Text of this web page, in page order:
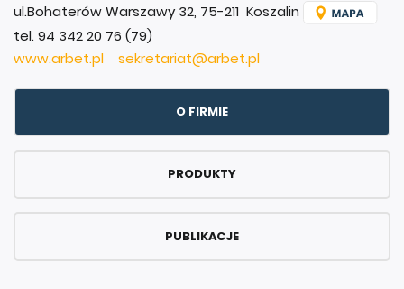
ul.Bohaterów Warszawy 32, 75-211 Koszalin
tel. 94 342 20 76 (79)
www.arbet.pl
sekretariat@arbet.pl
O FIRMIE
PRODUKTY
PUBLIKACJE